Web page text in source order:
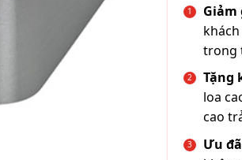
Giảm
trong
Tặng
loa
cao
Ưu